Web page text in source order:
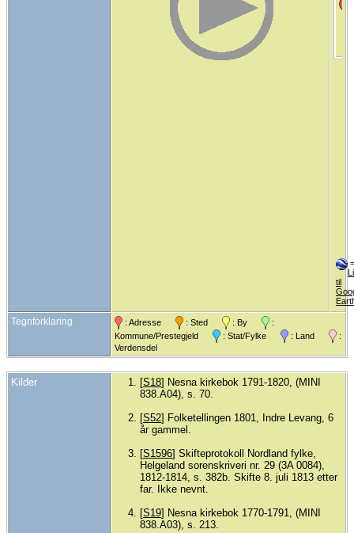
=
til
Tegnforklaring : Adresse : Sted : By
:
Kommune/Prestegjeld
: Stat/Fylke : Land
:
Verdensdel
Kilder [S18] Nesna kirkebok 1791-1820, (MINI
838.A04), s. 70.
[S52] Folketellingen 1801, Indre Levang, 6
år gammel.
[S1596] Skifteprotokoll Nordland fylke,
Helgeland sorenskriveri nr. 29 (3A 0084),
1812-1814, s. 382b. Skifte 8. juli 1813 etter
far. Ikke nevnt.
[S19] Nesna kirkebok 1770-1791, (MINI
838.A03), s. 213.